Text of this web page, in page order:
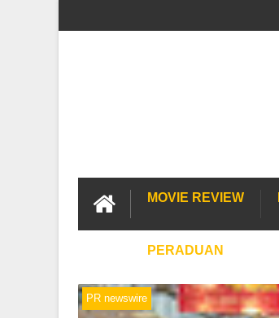
MOVIE REVIEW
PERADUAN
PR newswire